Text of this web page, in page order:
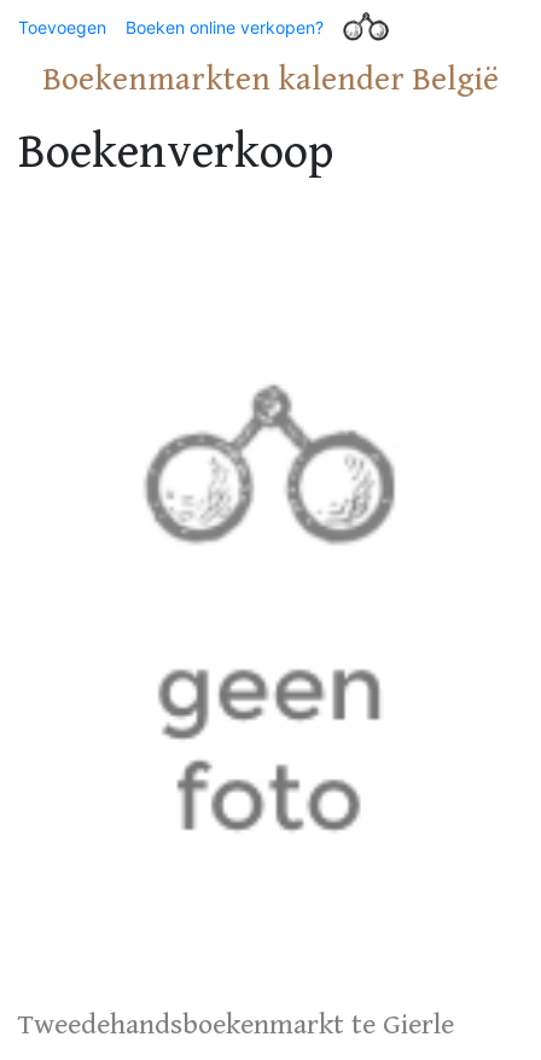
Toevoegen Boeken online verkopen?
Boekenmarkten kalender België
Boekenverkoop
Tweedehandsboekenmarkt te Gierle